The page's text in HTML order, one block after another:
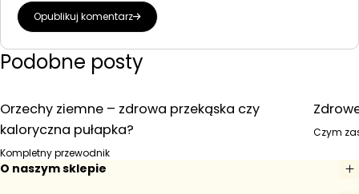
Opublikuj komentarz
Podobne posty
Orzechy ziemne – zdrowa przekąska czy
kaloryczna pułapka?
Kompletny przewodnik
Czym
O naszym sklepie